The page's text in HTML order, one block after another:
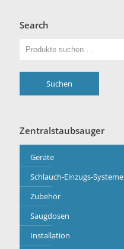
Search
Suchen
Zentralstaubsauger
Geräte
Schlauch-Einzugs-Systeme
Zubehör
Saugdosen
Installation